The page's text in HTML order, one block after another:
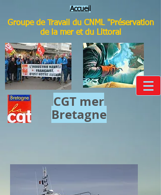
Accuei
Groupe de Travail du CNML "Préservation
de la mer et du Littoral
CGT mer​
Bretagne